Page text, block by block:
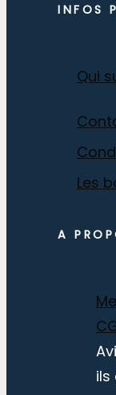
INFOS
Qui
Les
A
ils